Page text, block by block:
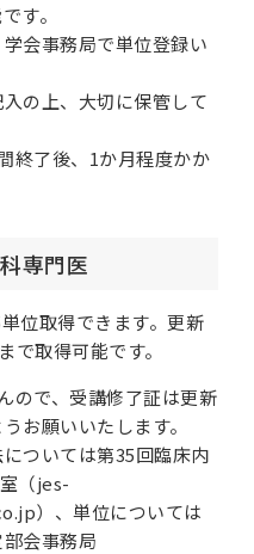
す。
会事務局で単位登録い
の上、大切に保管して
終了後、1か月程度かか
専門医
位取得できます。更新
で取得可能です。
ので、受講修了証は更新
お願いいたします。
ついては第35回臨床内
（jes-
）、単位については
会事務局